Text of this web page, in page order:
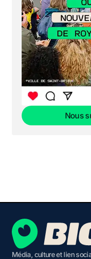
Nous
Média, culture et lien